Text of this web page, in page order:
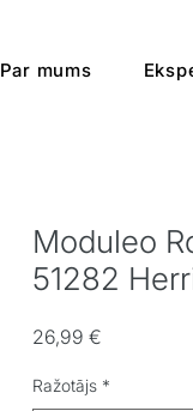
Par mums
Moduleo
51282
26,99 €
Ražotājs *